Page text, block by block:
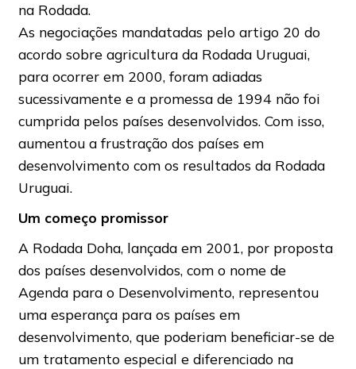
na Rodada.
As negociações mandatadas pelo artigo 20 do
acordo sobre agricultura da Rodada Uruguai,
para ocorrer em 2000, foram adiadas
sucessivamente e a promessa de 1994 não foi
cumprida pelos países desenvolvidos. Com isso,
aumentou a frustração dos países em
desenvolvimento com os resultados da Rodada
Uruguai.
Um começo promissor
A Rodada Doha, lançada em 2001, por proposta
dos países desenvolvidos, com o nome de
Agenda para o Desenvolvimento, representou
uma esperança para os países em
desenvolvimento, que poderiam beneficiar-se de
um tratamento especial e diferenciado na